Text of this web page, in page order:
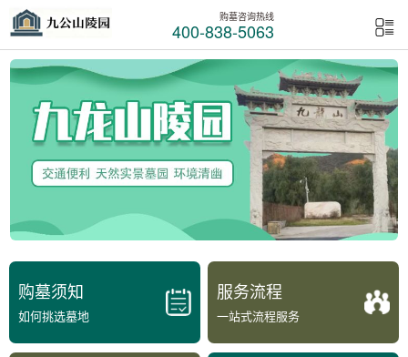
购墓咨询热线
400-838-5063
购墓须知
如何挑选墓地
服务流程
一站式流程服务